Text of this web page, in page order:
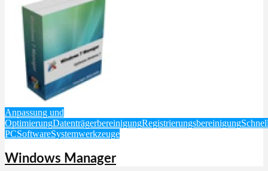
Anpassung und
OptimierungDatenträgerbereinigungRegistrierungsbereinigung
PCSoftwareSystemwerkzeuge
Windows Manager